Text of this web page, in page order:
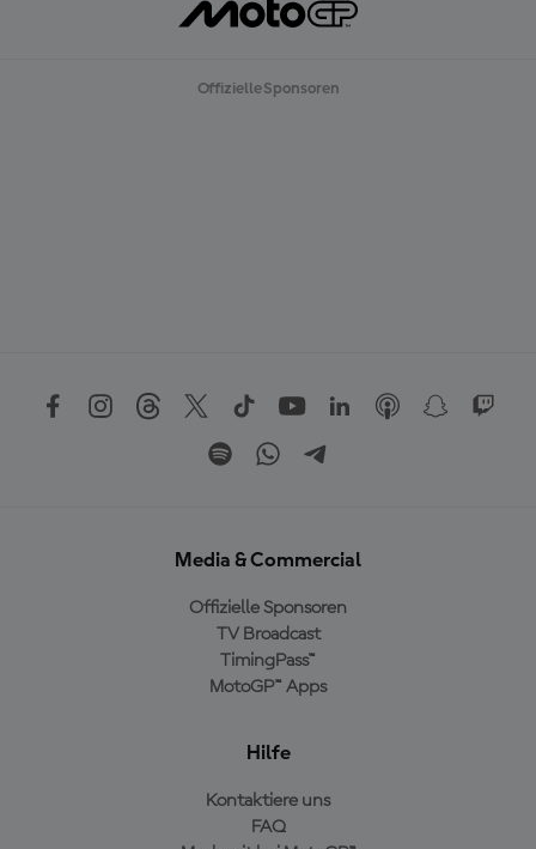
Offizielle Sponsoren
Media & Commercial
Offizielle Sponsoren
TV Broadcast
TimingPass™
MotoGP™ Apps
Hilfe
Kontaktiere uns
FAQ